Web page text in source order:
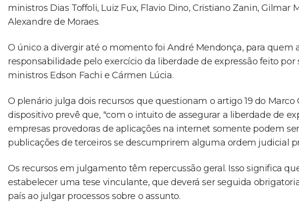
ministros Dias Toffoli, Luiz Fux, Flavio Dino, Cristiano Zanin, Gilmar
Alexandre de Moraes.
O único a divergir até o momento foi André Mendonça, para quem
responsabilidade pelo exercício da liberdade de expressão feito por
ministros Edson Fachi e Cármen Lúcia.
O plenário julga dois recursos que questionam o artigo 19 do Marco
dispositivo prevê que, "com o intuito de assegurar a liberdade de
empresas provedoras de aplicações na internet somente podem
publicações de terceiros se descumprirem alguma ordem judicial
Os recursos em julgamento têm repercussão geral. Isso significa
estabelecer uma tese vinculante, que deverá ser seguida
país ao julgar processos sobre o assunto.